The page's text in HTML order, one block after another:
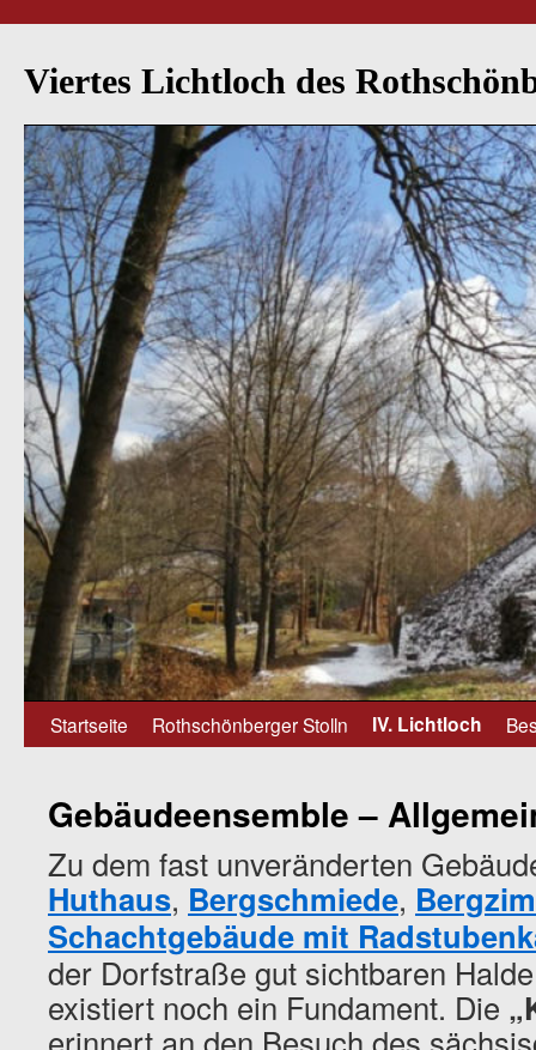
Viertes Lichtloch des
Zum
springen
Startseite Rothschönberger Stolln IV. Lichtloch
Gebäudeensemble –
Zu dem fast unveränderten
Huthaus, Bergschmiede,
Schachtgebäude mit
der Dorfstraße gut sichtbaren
existiert noch ein Fundament. Die